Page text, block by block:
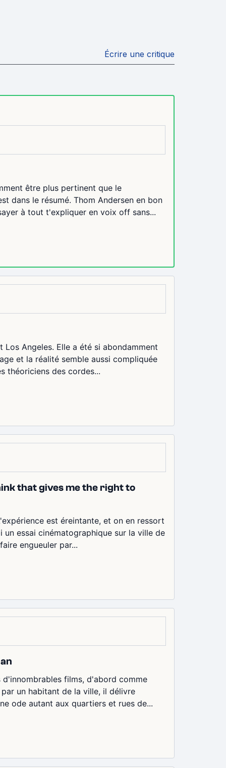
Écrire une critique
être plus pertinent que le
dans le résumé. Thom Andersen en bon
à tout t'expliquer en voix off sans...
Angeles. Elle a été si abondamment
et la réalité semble aussi compliquée
théoriciens des cordes...
that gives me the right to
est éreintante, et on en ressort
essai cinématographique sur la ville de
engueuler par...
films, d'abord comme
un habitant de la ville, il délivre
ode autant aux quartiers et rues de...